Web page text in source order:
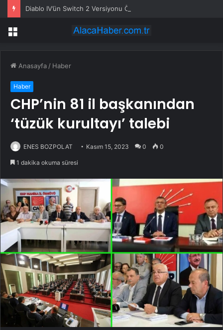
Diablo IV’ün Switch 2 Versiyonu Önümüzdeki Ay Gelebilir
Menü
Anasayfa / Haber
Haber
CHP’nin 81 il başkanından
‘tüzük kurultayı’ talebi
ENES BOZPOLAT Kasım 15, 2023 0 0
1 dakika okuma süresi